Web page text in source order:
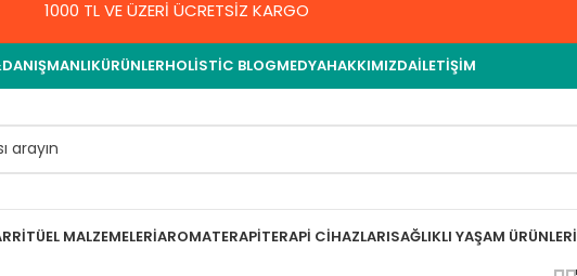
1000 TL VE ÜZERİ ÜCRETSİZ KARGO
ÜRÜNLERHOLISTIC BLOGMEDYAHAKKIMIZDAİLETIŞIM
RITÜEL MALZEMELERIAROMATERAPITERAPI CIHAZLARISAĞLIKLI YAŞAM ÜRÜNLERI